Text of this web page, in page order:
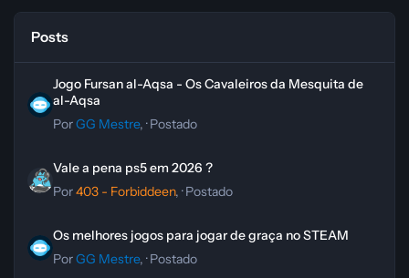
Posts
Jogo Fursan al-Aqsa - Os Cavaleiros da Mesquita de
al-Aqsa
PorGG Mestre, ·Postado
Vale a pena ps5 em 2026 ?
Por403 - Forbiddeen, ·Postado
Os melhores jogos para jogar de graça no STEAM
PorGG Mestre, ·Postado